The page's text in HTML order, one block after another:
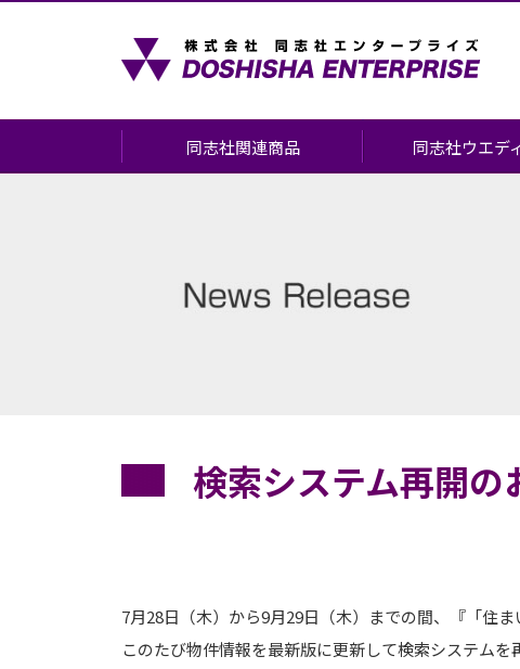
同志社関連商品
お酒・食品
ショッピングカート
同志社ウエデ
お申し込みの流れ
よくあるご質問
検索システム再開の
7月28日（木）から9月29日（木）までの間、『「住
このたび物件情報を最新版に更新して検索システムを